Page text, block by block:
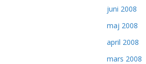
juni 2008
maj 2008
april 2008
mars 2008